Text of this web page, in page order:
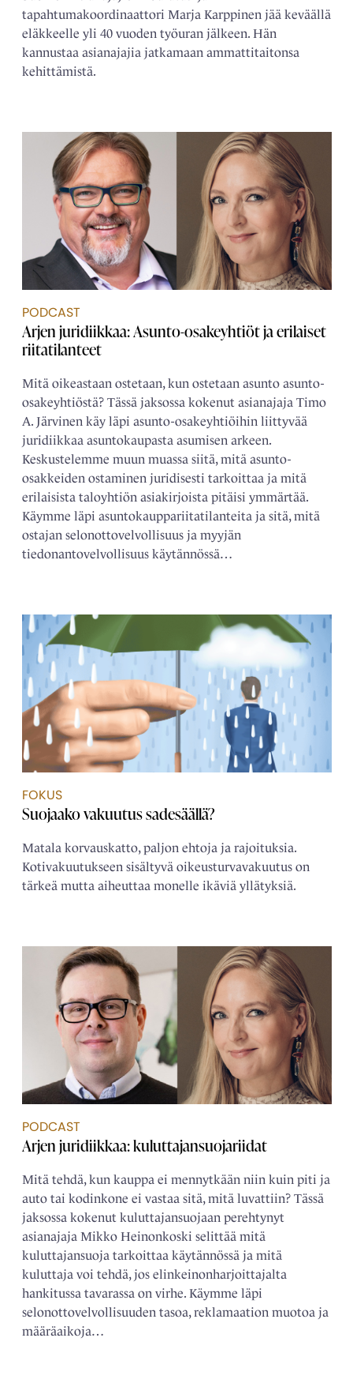
tapahtumakoordinaattori Marja Karppinen jää keväällä
eläkkeelle yli 40 vuoden työuran jälkeen. Hän
kannustaa asianajajia jatkamaan ammattitaitonsa
kehittämistä.
PODCAST
Arjen juridiikkaa: Asunto-osakeyhtiöt ja erilaiset
riitatilanteet
Mitä oikeastaan ostetaan, kun ostetaan asunto asunto-
osakeyhtiöstä? Tässä jaksossa kokenut asianajaja Timo
A. Järvinen käy läpi asunto-osakeyhtiöihin liittyvää
juridiikkaa asuntokaupasta asumisen arkeen.
Keskustelemme muun muassa siitä, mitä asunto-
osakkeiden ostaminen juridisesti tarkoittaa ja mitä
erilaisista taloyhtiön asiakirjoista pitäisi ymmärtää.
Käymme läpi asuntokauppariitatilanteita ja sitä, mitä
ostajan selonottovelvollisuus ja myyjän
tiedonantovelvollisuus käytännössä…
FOKUS
Suojaako vakuutus sadesäällä?
Matala korvauskatto, paljon ehtoja ja rajoituksia.
Kotivakuutukseen sisältyvä oikeusturvavakuutus on
tärkeä mutta aiheuttaa monelle ikäviä yllätyksiä.
PODCAST
Arjen juridiikkaa: kuluttajansuojariidat
Mitä tehdä, kun kauppa ei mennytkään niin kuin piti ja
auto tai kodinkone ei vastaa sitä, mitä luvattiin? Tässä
jaksossa kokenut kuluttajansuojaan perehtynyt
asianajaja Mikko Heinonkoski selittää mitä
kuluttajansuoja tarkoittaa käytännössä ja mitä
kuluttaja voi tehdä, jos elinkeinonharjoittajalta
hankitussa tavarassa on virhe. Käymme läpi
selonottovelvollisuuden tasoa, reklamaation muotoa ja
määräaikoja…